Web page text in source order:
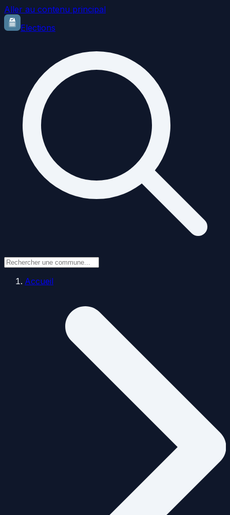
Aller au contenu principal
Elections
Accueil